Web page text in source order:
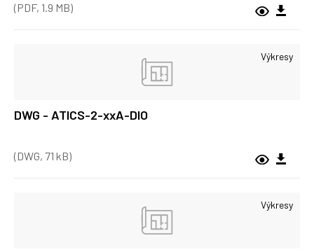
(PDF, 1.9 MB)
Výkresy
DWG - ATICS-2-xxA-DIO
(DWG, 71 kB)
Výkresy